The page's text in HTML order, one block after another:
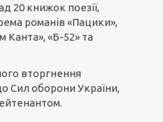
20 книжок поезії,
романів «Пацики»,
Канта», «Б-52» та
вторгнення
Сил оборони України,